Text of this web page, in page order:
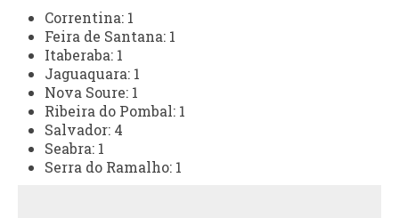
Correntina: 1
Feira de Santana: 1
Itaberaba: 1
Jaguaquara: 1
Nova Soure: 1
Ribeira do Pombal: 1
Salvador: 4
Seabra: 1
Serra do Ramalho: 1